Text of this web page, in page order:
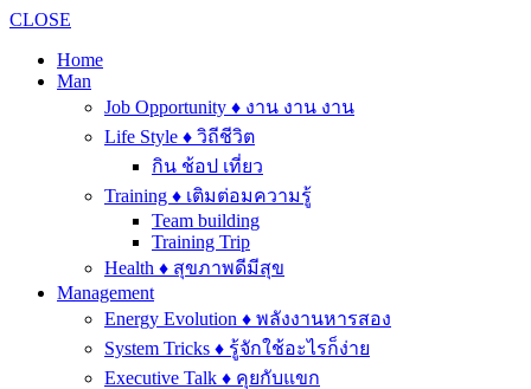
CLOSE
Home
Man
Job Opportunity ♦ งาน งาน งาน
Life Style ♦ วิถีชีวิต
กิน ช้อป เที่ยว
Training ♦ เติมต่อมความรู้
Team building
Training Trip
Health ♦ สุขภาพดีมีสุข
Management
Energy Evolution ♦ พลังงานหารสอง
System Tricks ♦ รู้จักใช้อะไรก็ง่าย
Executive Talk ♦ คุยกับแขก